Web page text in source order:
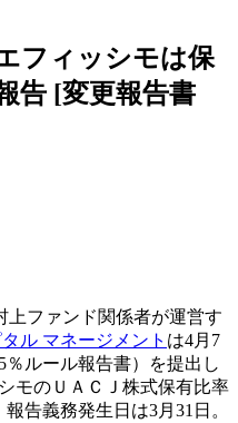
フィッシモは保
告 [変更報告書
上ファンド関係者が運営す
ル マネージメント は4月7
ルール報告書）を提出し
モのＵＡＣＪ株式保有比率
告義務発生日は3月31日。